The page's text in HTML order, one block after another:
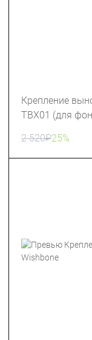
Крепление
TBX01 (для
2 520₽25%